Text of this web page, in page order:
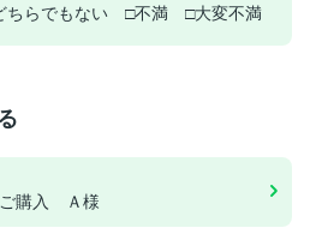
らでもない □不満 □大変不満
ご購入 Ａ様